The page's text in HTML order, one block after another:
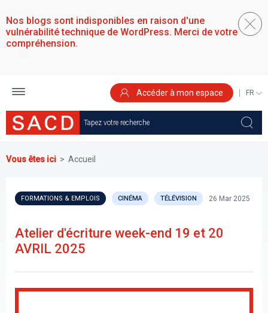
au
contenu
principal
Nos blogs sont indisponibles en raison d'une
vulnérabilité technique de WordPress. Merci de votre
compréhension.
Accéder à mon espace
YOUR
Vous êtes ici Accueil
FORMATIONS & EMPLOIS CINÉMA TÉLÉVISION 26 Mar 2025
Atelier d'écriture week-end 19 et 20
AVRIL 2025